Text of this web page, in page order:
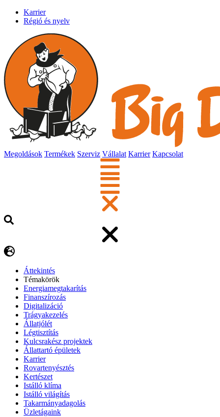
Karrier
Régió és nyelv
Megoldások Termékek Szerviz Vállalat Karrier Kapcsolat
Áttekintés
Témakörök
Energiamegtakarítás
Finanszírozás
Digitalizáció
Trágyakezelés
Állatjólét
Légtisztítás
Kulcsrakész projektek
Állattartó épületek
Karrier
Rovartenyésztés
Kertészet
Istálló klíma
Istálló világítás
Takarmányadagolás
Üzletágaink